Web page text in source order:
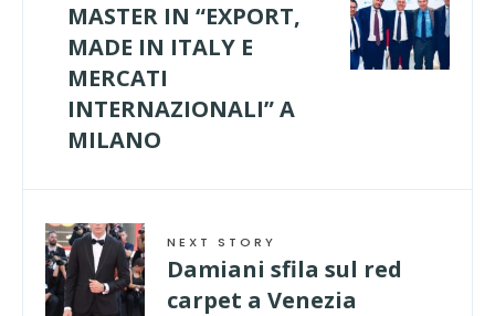
MASTER IN “EXPORT,
MADE IN ITALY E
MERCATI
INTERNAZIONALI” A
MILANO
NEXT STORY
Damiani sfila sul red
carpet a Venezia